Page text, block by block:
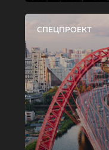
СПЕЦПРОЕКТ